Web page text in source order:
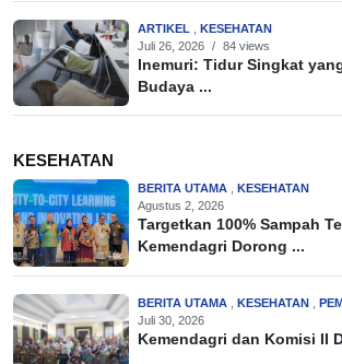
ARTIKEL
KESEHATAN
Juli 26, 2026 / 84 views
Inemuri: Tidur Singkat
Budaya ...
KESEHATAN
BERITA UTAMA
KESEHATAN
Agustus 2, 2026
Targetkan 100% Sampah
Kemendagri Dorong ...
BERITA UTAMA KESEHATAN
Juli 30, 2026
Kemendagri dan Komisi II